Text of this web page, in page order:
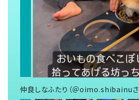
仲良しなふたり（＠oimo.shibainuさ